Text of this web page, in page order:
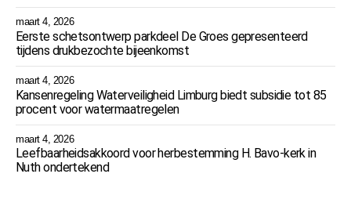
maart 4, 2026
Eerste schetsontwerp parkdeel De Groes gepresenteerd
tijdens drukbezochte bijeenkomst
maart 4, 2026
Kansenregeling Waterveiligheid Limburg biedt subsidie tot 85
procent voor watermaatregelen
maart 4, 2026
Leefbaarheidsakkoord voor herbestemming H. Bavo-kerk in
Nuth ondertekend